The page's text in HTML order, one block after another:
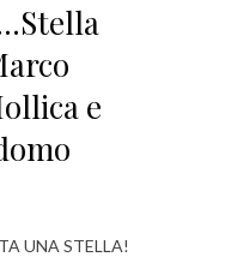
e
UNA STELLA!